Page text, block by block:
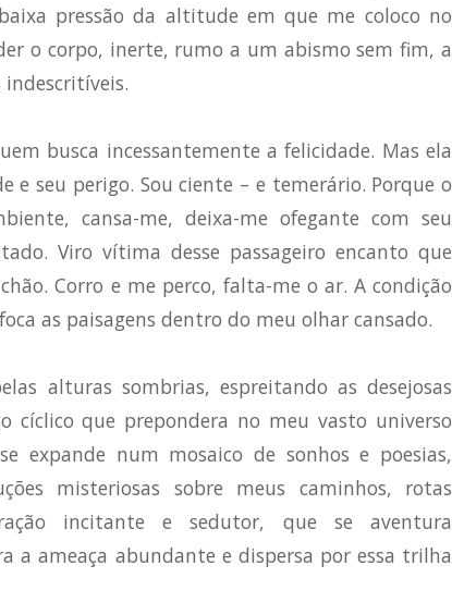
pressão da altitude em que me coloco no
o corpo, inerte, rumo a um abismo sem fim, a
busca incessantemente a felicidade. Mas ela
e seu perigo. Sou ciente – e temerário. Porque o
cansa-me, deixa-me ofegante com seu
Viro vítima desse passageiro encanto que
Corro e me perco, falta-me o ar. A condição
as paisagens dentro do meu olhar cansado.
alturas sombrias, espreitando as desejosas
cíclico que prepondera no meu vasto universo
expande num mosaico de sonhos e poesias,
misteriosas sobre meus caminhos, rotas
incitante e sedutor, que se aventura
a ameaça abundante e dispersa por essa trilha